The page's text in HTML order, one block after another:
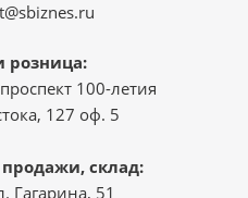
розница:
100-летия
127 оф. 5
склад:
Гагарина, 51